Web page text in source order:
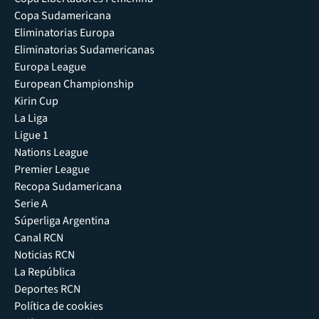
Copa Sudamericana
Eliminatorias Europa
Eliminatorias Sudamericanas
Europa League
European Championship
Kirin Cup
La Liga
Ligue 1
Nations League
Premier League
Recopa Sudamericana
Serie A
Súperliga Argentina
Canal RCN
Noticias RCN
La República
Deportes RCN
Política de cookies